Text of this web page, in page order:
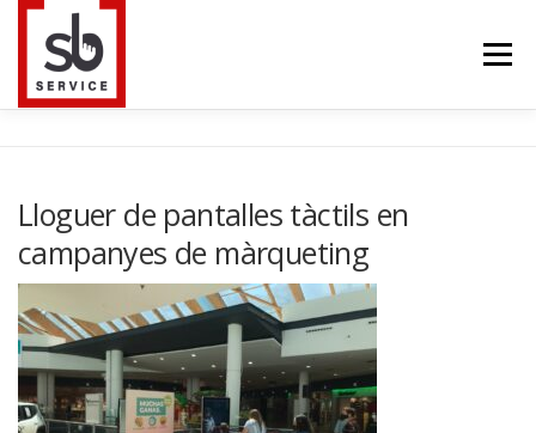
Saltar
contenido
Menú
TELEVISORS
IDIOMA
Lloguer de pantalles tàctils en
campanyes de màrqueting